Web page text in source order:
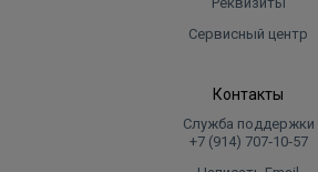
Сервисный центр
Контакты
Служба поддержки
+7 (914) 707‑10‑57